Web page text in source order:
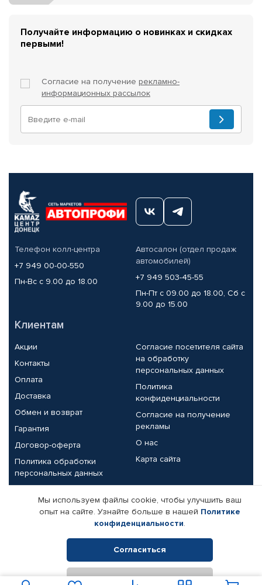
Получайте информацию о новинках и скидках
первыми!
Согласие на получение рекламно-
информационных рассылок
Телефон колл-центра
+7 949 00-00-550
Пн-Вс с 9.00 до 18.00
Автосалон (отдел продаж
автомобилей)
+7 949 503-45-55
Пн-Пт с 09.00 до 18.00, Сб с
9.00 до 15.00
Клиентам
Акции
Контакты
Оплата
Доставка
Обмен и возврат
Гарантия
Договор-оферта
Политика обработки
персональных данных
Согласие посетителя сайта
на обработку
персональных данных
Политика
конфиденциальности
Согласие на получение
рекламы
О нас
Карта сайта
Партнерам
Корпоративным клиентам
Поставщикам
Реквизиты компании
© КАМАЗ ЦЕНТР ДОНЕЦК, 2015-2026. Все права защищены.
Мы используем файлы cookie, чтобы улучшить ваш
опыт на сайте. Узнайте больше в нашей Политике
конфиденциальности.
Согласиться
Отклонить